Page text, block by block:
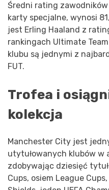
Średni rating
karty specjalne, wynosi
jest Erling Haaland z
rankingach Ultimate
klubu są jednymi z
FUT.
Trofea i
kolekcja
Manchester City jest
utytułowanych klubów w
zdobywając dziesięć
Cups, osiem League